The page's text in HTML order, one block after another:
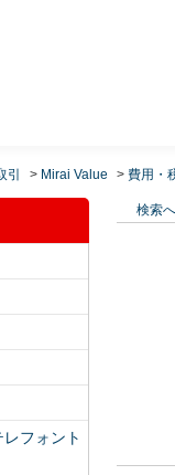
> Mirai Value > 費用・
フォント
検索